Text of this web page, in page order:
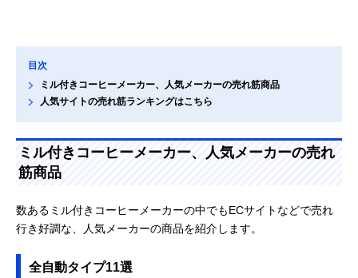
目次
ミル付きコーヒーメーカー、人気メーカーの売れ筋商品
人気サイトの売れ筋ランキングはこちら
ミル付きコーヒーメーカー、人気メーカーの売れ
筋商品
数あるミル付きコーヒーメーカーの中でもECサイトなどで売れ
行き好調な、人気メーカーの商品を紹介します。
全自動タイプ11選